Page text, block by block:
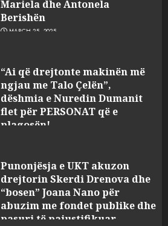
Mariela dhe Antonela
Berishën
MARCH 25, 2025
“Ai që drejtonte makinën më
ngjau me Talo Çelën”,
dëshmia e Nuredin Dumanit
flet për PERSONAT që e
plagosën!
Punonjësja e UKT akuzon
drejtorin Skerdi Drenova dhe
“bosen” Joana Nano për
abuzim me fondet publike dhe
pasuri të pajustifikuar